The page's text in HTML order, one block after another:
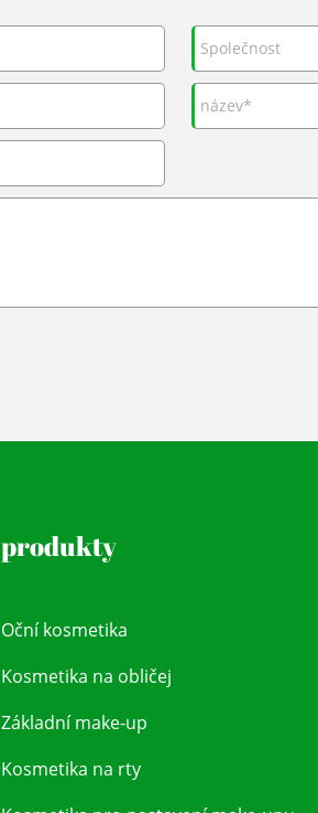
produkty
Oční kosmetika
Kosmetika na obličej
Základní make-up
Kosmetika na rty